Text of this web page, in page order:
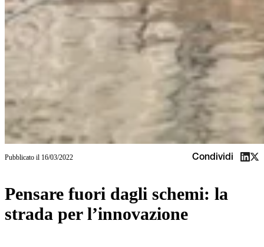
Pubblicato il 16/03/2022 Condividi
Pensare fuori dagli schemi: la
strada per l’innovazione